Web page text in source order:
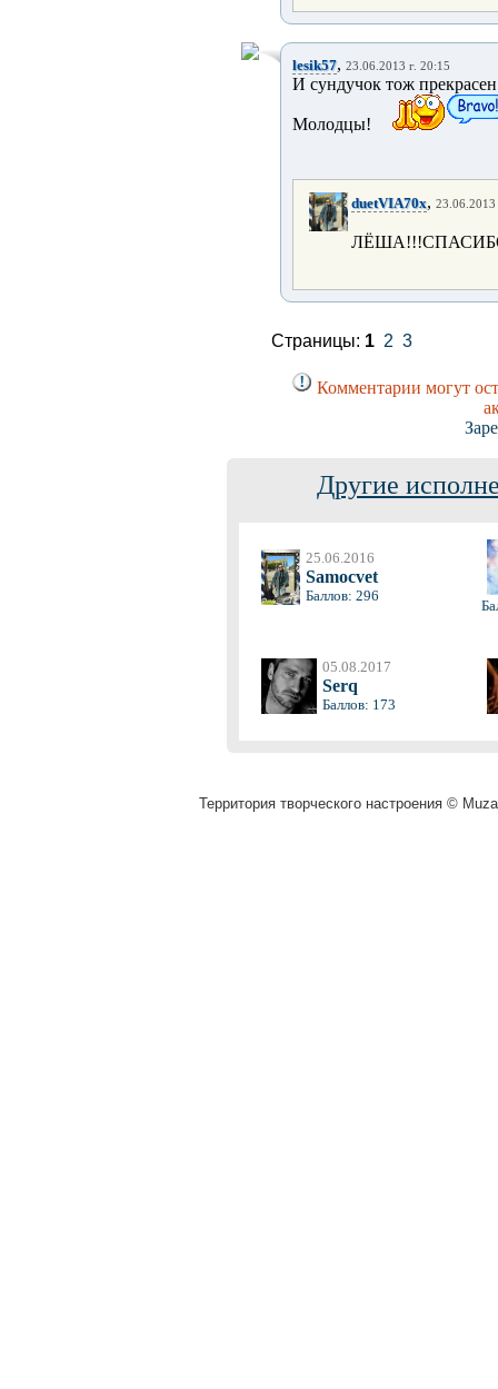
lesik57, 23.06.2013 г. 20:15
И сундучок тож
Молодцы!
duetVIA70x, 23.06.2013
Страницы: 1 2 3
Комментарии могут
Другие
25.06.2016
Samocvet
Баллов: 296
05.08.2017
Serq
Баллов: 173
Территория творческого настроения ©